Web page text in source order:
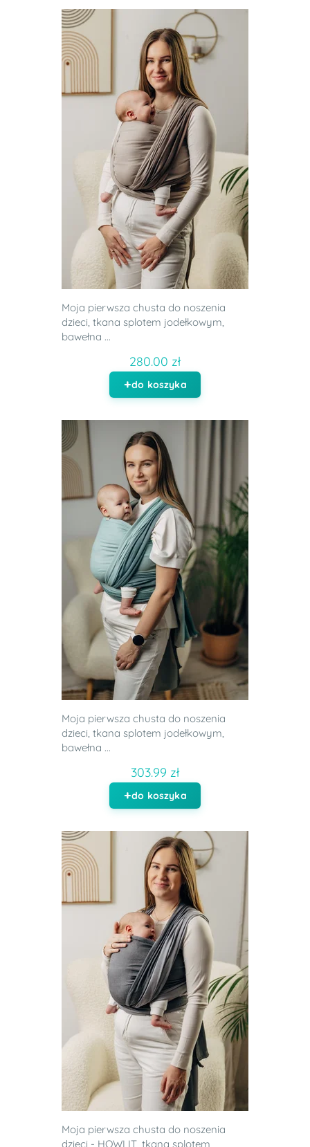
Moja pierwsza chusta do noszenia
dzieci, tkana splotem jodełkowym,
bawełna ...
280.00 zł
do koszyka
Moja pierwsza chusta do noszenia
dzieci, tkana splotem jodełkowym,
bawełna ...
303.99 zł
do koszyka
Moja pierwsza chusta do noszenia
dzieci - HOWLIT, tkana splotem